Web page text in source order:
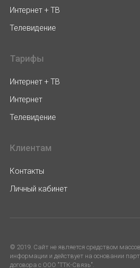
Интернет + ТВ
Телевидение
Тарифы
Интернет + ТВ
Интернет
Телевидение
Клиентам
Контакты
Личный кабинет
© 2019. Cайт не является средством
информации и действует на основании
договора с ООО "ТТК-Связь".